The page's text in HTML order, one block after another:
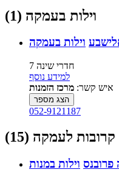
וילות בעמקה (1)
וילות בעמקה
7 חדרי שינה
למידע נוסף
איש קשר: מרכז הזמנות
הצג מספר
052-9121187
קרובות לעמקה (15)
פרובנס וילות במנות